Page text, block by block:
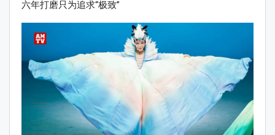
六年打磨只为追求“极致”